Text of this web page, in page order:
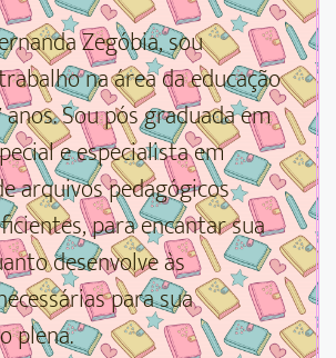
Zegóbia, sou
na área da educação
Sou pós graduada em
e especialista em
arquivos pedagógicos
para encantar sua
desenvolve às
para sua
plena.